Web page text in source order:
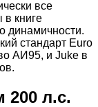
все
в книге
динамичности.
стандарт Euro
АИ95, и Juke в
200 л.с.